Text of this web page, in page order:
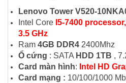
Lenovo Tower V520-
Intel Core I5-7400
3.5 GHz
Ram 4GB DDR4 2400Mhz
Ổ cứng : SATA HDD 1TB ,
Card màn hình: Intel HD
Card mạng : 10/100/1000